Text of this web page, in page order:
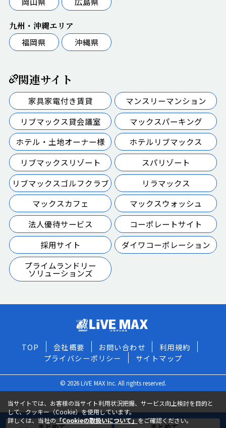
九州・沖縄エリア
福岡県
沖縄県
関連サイト
家具家電付き賃貸
マンスリーマンション
リブマックス貸会議室
マックスパーキング
ホテル・土地オーナー様
ホテルリブマックス
リブマックスリゾート
スパリゾート
リブマックスゴルフクラブ
リラマックス
マックスカフェ
マックスウォッシュ
法人優待サービス
コーポレートサイト
採用サイト
ダイワコーポレーション
プライムランドリー
ソリューションズ
TOP 会社概要 お問い合わせ
利用規約
プライバシーポリシー
サイトマップ
© 2026 LiVE MAX Inc. All rights reserved.
当サイトでは、お客様の当サイト利用状況把握、サービス向上検討を目的と
して、クッキー（Cookie）を使用しています。
詳しくは、当社の「Cookieの取扱いについて」をご確認ください。